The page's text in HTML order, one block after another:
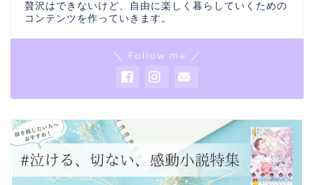
贅沢はできないけど、自由に楽しく暮らしていくための
コンテンツを作っていきます。
＼ Follow me ／